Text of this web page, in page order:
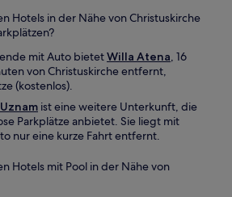
Hotels in der Nähe von Christuskirche
mit Auto bietetWilla Atena, 16
von Christuskirche entfernt,
(kostenlos).
ist eine weitere Unterkunft, die
Parkplätze anbietet. Sie liegt mit
nur eine kurze Fahrt entfernt.
Hotels mit Pool in der Nähe von